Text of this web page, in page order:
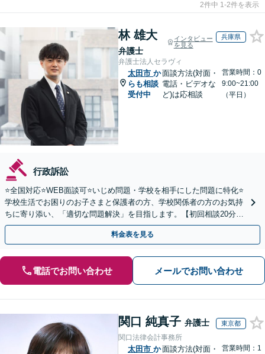
2件中 1-2件を表示
林 雄大
弁護士
インタビュー
を見る
兵庫県
弁護士法人セラヴィ
太田市 か
らも相談
受付中
面談方法(対面・
電話・ビデオな
ど)は応相談
営業時間：0
9:00~21:00
（平日）
行政訴訟
⭐️全国対応⭐️WEB面談可⭐️いじめ問題・学校を相手にした問題に特化⭐️
学校生活でお困りのお子さまと保護者の方、学校関係者の方のお気持
ちに寄り添い、「適切な問題解決」を目指します。【初回相談20分無
料】
料金表を見る
電話でお問い合わせ メールでお問い合わせ
関口 純真子 弁護士 東京都
関口法律会計事務所
太田市 か面談方法(対面・
営業時間：1